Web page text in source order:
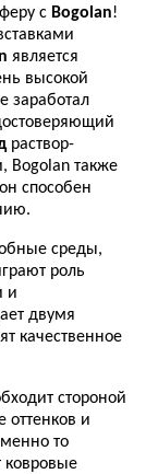
с Bogolan!
является
высокой
заработал
раствор-
Bogolan также
способен
среды,
роль
и
двумя
качественное
стороной
оттенков и
то
ковровые